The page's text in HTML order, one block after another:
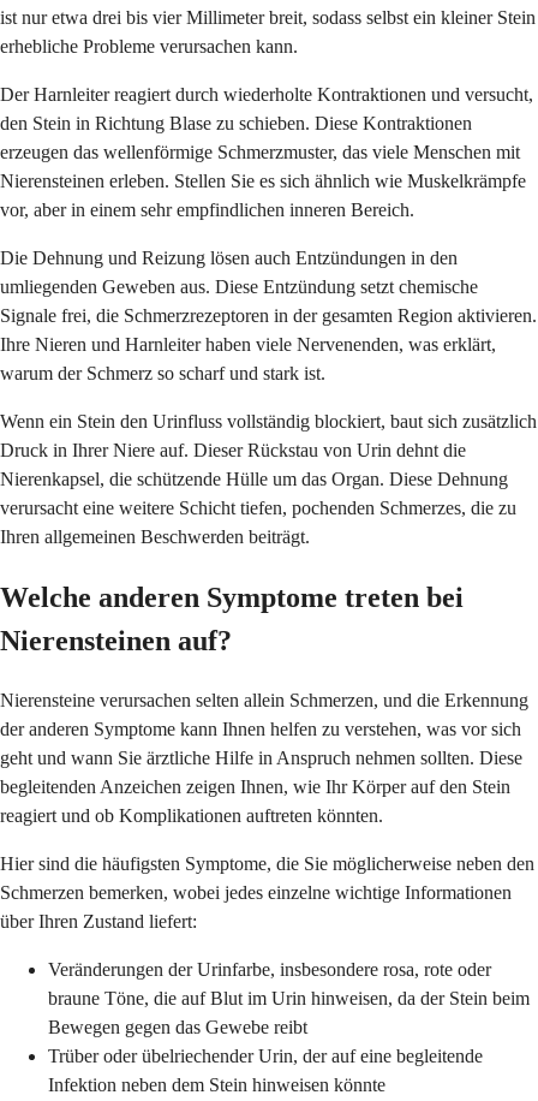
ist nur etwa drei bis vier Millimeter breit, sodass selbst ein kleiner Stein
erhebliche Probleme verursachen kann.
Der Harnleiter reagiert durch wiederholte Kontraktionen und versucht,
den Stein in Richtung Blase zu schieben. Diese Kontraktionen
erzeugen das wellenförmige Schmerzmuster, das viele Menschen mit
Nierensteinen erleben. Stellen Sie es sich ähnlich wie Muskelkrämpfe
vor, aber in einem sehr empfindlichen inneren Bereich.
Die Dehnung und Reizung lösen auch Entzündungen in den
umliegenden Geweben aus. Diese Entzündung setzt chemische
Signale frei, die Schmerzrezeptoren in der gesamten Region aktivieren.
Ihre Nieren und Harnleiter haben viele Nervenenden, was erklärt,
warum der Schmerz so scharf und stark ist.
Wenn ein Stein den Urinfluss vollständig blockiert, baut sich zusätzlich
Druck in Ihrer Niere auf. Dieser Rückstau von Urin dehnt die
Nierenkapsel, die schützende Hülle um das Organ. Diese Dehnung
verursacht eine weitere Schicht tiefen, pochenden Schmerzes, die zu
Ihren allgemeinen Beschwerden beiträgt.
Welche anderen Symptome treten bei
Nierensteinen auf?
Nierensteine verursachen selten allein Schmerzen, und die Erkennung
der anderen Symptome kann Ihnen helfen zu verstehen, was vor sich
geht und wann Sie ärztliche Hilfe in Anspruch nehmen sollten. Diese
begleitenden Anzeichen zeigen Ihnen, wie Ihr Körper auf den Stein
reagiert und ob Komplikationen auftreten könnten.
Hier sind die häufigsten Symptome, die Sie möglicherweise neben den
Schmerzen bemerken, wobei jedes einzelne wichtige Informationen
über Ihren Zustand liefert:
Veränderungen der Urinfarbe, insbesondere rosa, rote oder
braune Töne, die auf Blut im Urin hinweisen, da der Stein beim
Bewegen gegen das Gewebe reibt
Trüber oder übelriechender Urin, der auf eine begleitende
Infektion neben dem Stein hinweisen könnte